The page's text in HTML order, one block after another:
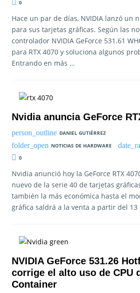
0
Hace un par de días, NVIDIA lanzó un
para sus tarjetas gráficas. Según las
controlador NVIDIA GeForce 531.61
para RTX 4070 y soluciona algunos
Entrando en más …
Nvidia anuncia GeForce
DANIEL GUTIÉRREZ
NOTICIAS DE HARDWARE
0
Nvidia anunció hoy la GeForce RTX
nuevo de la serie 40 de tarjetas
también la más económica hasta el
gráfica saldrá a la venta a partir del 13
NVIDIA GeForce 531.26
corrige el alto uso de CPU
Container